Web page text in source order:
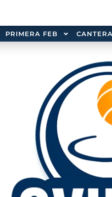
PRIMERA FEB CANTERA